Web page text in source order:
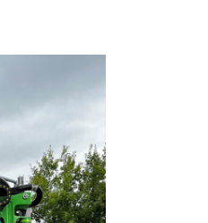
oder
zur
aus dem
Kanalsanierung.